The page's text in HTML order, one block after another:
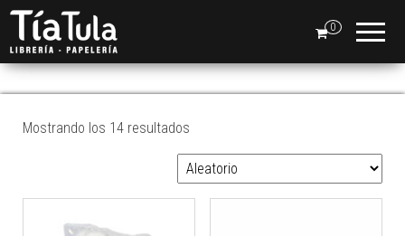
0
POM POM
Mostrando los 14 resultados